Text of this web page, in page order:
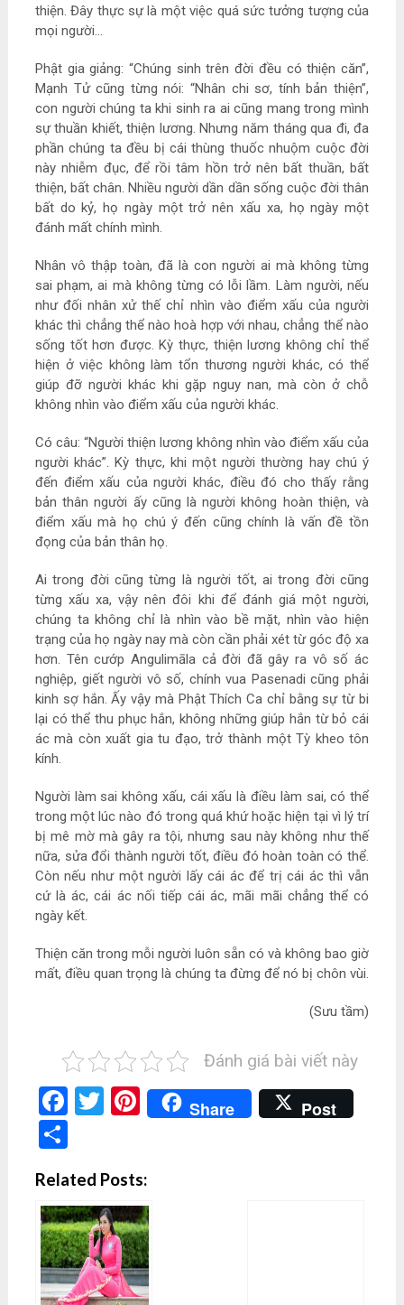
thiện. Đây thực sự là một việc quá sức tưởng tượng của
mọi người…
Phật gia giảng: “Chúng sinh trên đời đều có thiện căn”,
Mạnh Tử cũng từng nói: “Nhân chi sơ, tính bản thiện”,
con người chúng ta khi sinh ra ai cũng mang trong mình
sự thuần khiết, thiện lương. Nhưng năm tháng qua đi, đa
phần chúng ta đều bị cái thùng thuốc nhuộm cuộc đời
này nhiễm đục, để rồi tâm hồn trở nên bất thuần, bất
thiện, bất chân. Nhiều người dần dần sống cuộc đời thân
bất do kỷ, họ ngày một trở nên xấu xa, họ ngày một
đánh mất chính mình.
Nhân vô thập toàn, đã là con người ai mà không từng
sai phạm, ai mà không từng có lỗi lầm. Làm người, nếu
như đối nhân xử thế chỉ nhìn vào điểm xấu của người
khác thì chẳng thể nào hoà hợp với nhau, chẳng thể nào
sống tốt hơn được. Kỳ thực, thiện lương không chỉ thể
hiện ở việc không làm tổn thương người khác, có thể
giúp đỡ người khác khi gặp nguy nan, mà còn ở chỗ
không nhìn vào điểm xấu của người khác.
Có câu: “Người thiện lương không nhìn vào điểm xấu của
người khác”. Kỳ thực, khi một người thường hay chú ý
đến điểm xấu của người khác, điều đó cho thấy rằng
bản thân người ấy cũng là người không hoàn thiện, và
điểm xấu mà họ chú ý đến cũng chính là vấn đề tồn
đọng của bản thân họ.
Ai trong đời cũng từng là người tốt, ai trong đời cũng
từng xấu xa, vậy nên đôi khi để đánh giá một người,
chúng ta không chỉ là nhìn vào bề mặt, nhìn vào hiện
trạng của họ ngày nay mà còn cần phải xét từ góc độ xa
hơn. Tên cướp Angulimāla cả đời đã gây ra vô số ác
nghiệp, giết người vô số, chính vua Pasenadi cũng phải
kinh sợ hắn. Ấy vậy mà Phật Thích Ca chỉ bằng sự từ bi
lại có thể thu phục hắn, không những giúp hắn từ bỏ cái
ác mà còn xuất gia tu đạo, trở thành một Tỳ kheo tôn
kính.
Người làm sai không xấu, cái xấu là điều làm sai, có thể
trong một lúc nào đó trong quá khứ hoặc hiện tại vì lý trí
bị mê mờ mà gây ra tội, nhưng sau này không như thế
nữa, sửa đổi thành người tốt, điều đó hoàn toàn có thể.
Còn nếu như một người lấy cái ác để trị cái ác thì vẫn
cứ là ác, cái ác nối tiếp cái ác, mãi mãi chẳng thể có
ngày kết.
Thiện căn trong mỗi người luôn sẵn có và không bao giờ
mất, điều quan trọng là chúng ta đừng để nó bị chôn vùi.
(Sưu tầm)
Đánh giá bài viết này
Facebook
Twitter
Pinterest
Share Post
Share
Related Posts: